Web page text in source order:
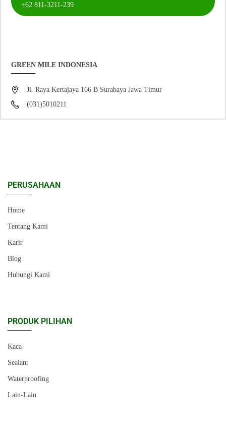
+62 811-3211-239
GREEN MILE INDONESIA
Jl. Raya Kertajaya 166 B Surabaya Jawa Timur
(031)5010211
PERUSAHAAN
Home
Tentang Kami
Karir
Blog
Hubungi Kami
PRODUK PILIHAN
Kaca
Sealant
Waterproofing
Lain-Lain